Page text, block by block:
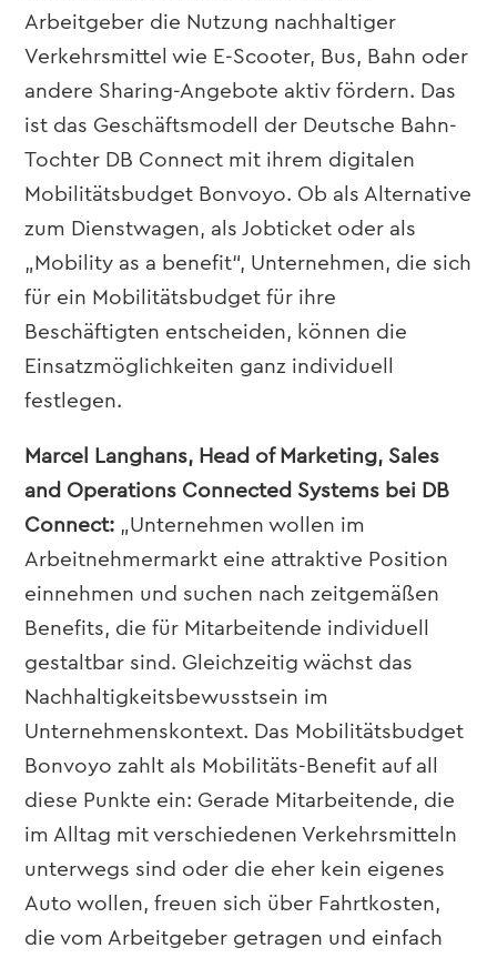
Arbeitgeber die Nutzung nachhaltiger
Verkehrsmittel wie E-Scooter, Bus, Bahn oder
andere Sharing-Angebote aktiv fördern. Das
ist das Geschäftsmodell der Deutsche Bahn-
Tochter DB Connect mit ihrem digitalen
Mobilitätsbudget Bonvoyo. Ob als Alternative
zum Dienstwagen, als Jobticket oder als
„Mobility as a benefit“, Unternehmen, die sich
für ein Mobilitätsbudget für ihre
Beschäftigten entscheiden, können die
Einsatzmöglichkeiten ganz individuell
festlegen.
Marcel Langhans, Head of Marketing, Sales
and Operations Connected Systems bei DB
Connect: „Unternehmen wollen im
Arbeitnehmermarkt eine attraktive Position
einnehmen und suchen nach zeitgemäßen
Benefits, die für Mitarbeitende individuell
gestaltbar sind. Gleichzeitig wächst das
Nachhaltigkeitsbewusstsein im
Unternehmenskontext. Das Mobilitätsbudget
Bonvoyo zahlt als Mobilitäts-Benefit auf all
diese Punkte ein: Gerade Mitarbeitende, die
im Alltag mit verschiedenen Verkehrsmitteln
unterwegs sind oder die eher kein eigenes
Auto wollen, freuen sich über Fahrtkosten,
die vom Arbeitgeber getragen und einfach